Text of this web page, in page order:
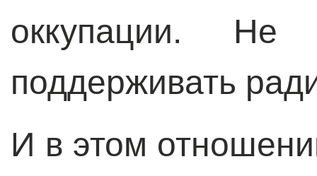
оккупации.
поддерживать
И в этом